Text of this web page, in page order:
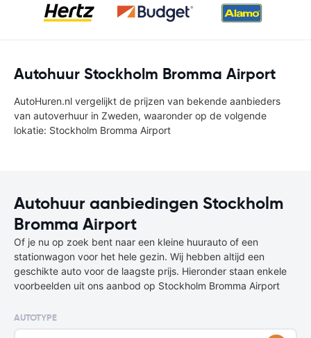
Autohuur Stockholm Bromma Airport
AutoHuren.nl vergelijkt de prijzen van bekende aanbieders
van autoverhuur in Zweden, waaronder op de volgende
lokatie: Stockholm Bromma Airport
Autohuur aanbiedingen Stockholm
Bromma Airport
Of je nu op zoek bent naar een kleine huurauto of een
stationwagon voor het hele gezin. Wij hebben altijd een
geschikte auto voor de laagste prijs. Hieronder staan enkele
voorbeelden uit ons aanbod op Stockholm Bromma Airport
AUTOTYPE